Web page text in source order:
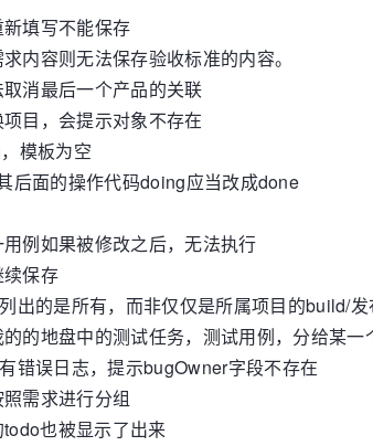
填写不能保存
内容则无法保存验收标准的内容。
消最后一个产品的关联
目，会提示对象不存在
模板为空
后面的操作代码doing应当改成done
例如果被修改之后，无法执行
保存
出的是所有，而非仅仅是所属项目的build/发
的地盘中的测试任务，测试用例，分给某
错误日志，提示bugOwner字段不存在
需求进行分组
也被显示了出来